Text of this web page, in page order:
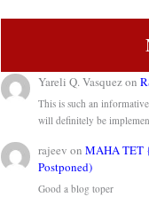
Yareli Q. Vasquezon
This is such an
will definitely be
rajeev onMAHA TET
Postponed)
Good a blog toper